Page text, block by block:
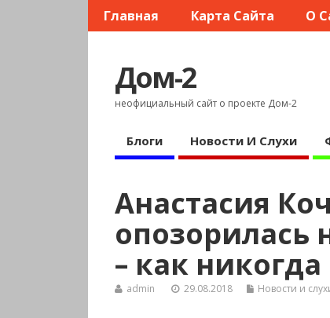
Главная Карта Сайта О
Дом-2
неофициальный сайт о проекте Дом-2
Блоги Новости И Слухи
Анастасия
опозорилась
– как
admin 29.08.2018 Новости и